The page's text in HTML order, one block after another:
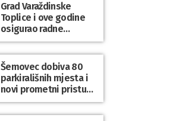
Grad Varaždinske
Toplice i ove godine
osigurao radne
bilježnice i dodatni
obrazovni materijal za
sve osnovnoškolce
Šemovec dobiva 80
parkirališnih mjesta i
novi prometni pristup
groblju